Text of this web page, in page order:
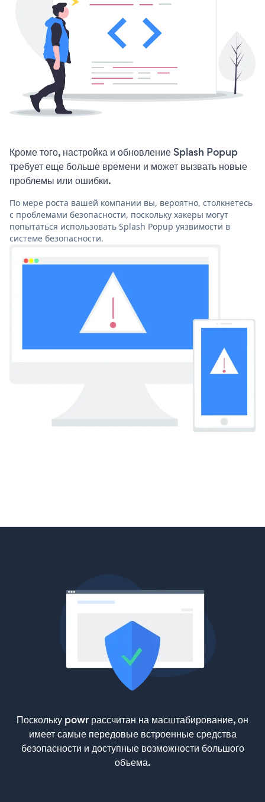
Кроме того, настройка и обновление Splash Popup
требует еще больше времени и может вызвать новые
проблемы или ошибки.
По мере роста вашей компании вы, вероятно, столкнетесь
с проблемами безопасности, поскольку хакеры могут
попытаться использовать Splash Popup уязвимости в
системе безопасности.
Поскольку powr рассчитан на масштабирование, он
имеет самые передовые встроенные средства
безопасности и доступные возможности большого
объема.